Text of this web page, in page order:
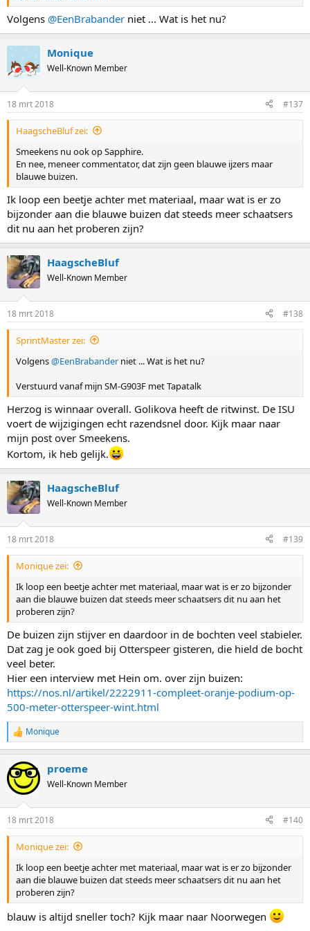
Volgens @EenBrabander niet ... Wat is het nu?
Monique
Well-Known Member
18 mrt 2018 #137
HaagscheBluf zei:
Smeekens nu ook op Sapphire.
En nee, meneer commentator, dat zijn geen blauwe ijzers maar
blauwe buizen.
Ik loop een beetje achter met materiaal, maar wat is er zo
bijzonder aan die blauwe buizen dat steeds meer schaatsers
dit nu aan het proberen zijn?
HaagscheBluf
Well-Known Member
18 mrt 2018 #138
SprintMaster zei:
Volgens@EenBrabander niet ... Wat is het nu?
Verstuurd vanaf mijn SM-G903F met Tapatalk
Herzog is winnaar overall. Golikova heeft de ritwinst. De ISU
voert de wijzigingen echt razendsnel door. Kijk maar naar
mijn post over Smeekens.
Kortom, ik heb gelijk.
HaagscheBluf
Well-Known Member
18 mrt 2018 #139
Monique zei:
Ik loop een beetje achter met materiaal, maar wat is er zo bijzonder
aan die blauwe buizen dat steeds meer schaatsers dit nu aan het
proberen zijn?
De buizen zijn stijver en daardoor in de bochten veel stabieler.
Dat zag je ook goed bij Otterspeer gisteren, die hield de bocht
veel beter.
Hier een interview met Hein om. over zijn buizen:
https://nos.nl/artikel/2222911-compleet-oranje-podium-op-
500-meter-otterspeer-wint.html
R
e
c
t
i
s
:
Monique
proeme
Well-Known Member
18 mrt 2018 #140
Monique zei:
Ik loop een beetje achter met materiaal, maar wat is er zo bijzonder
aan die blauwe buizen dat steeds meer schaatsers dit nu aan het
proberen zijn?
blauw is altijd sneller toch? Kijk maar naar Noorwegen